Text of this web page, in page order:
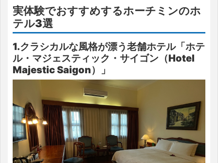
実体験でおすすめするホーチミンのホ
テル3選
1.クラシカルな風格が漂う老舗ホテル「ホテ
ル・マジェスティック・サイゴン（Hotel
Majestic Saigon）」